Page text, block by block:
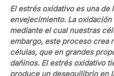
El estrés oxidativo es una de
envejecimiento. La
mediante el cual nuestras
embargo, este proceso crea
células, que en grandes
dañinos. El estrés oxidativo
produce un desequilibrio en